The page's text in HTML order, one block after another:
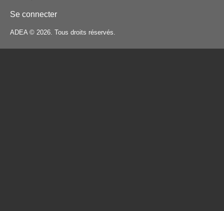
Se connecter
ADEA © 2026. Tous droits réservés.